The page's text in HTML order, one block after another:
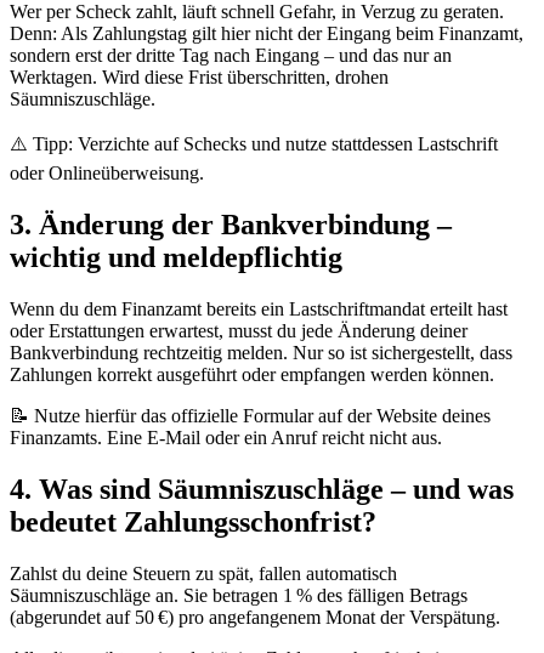
Wer per Scheck zahlt, läuft schnell Gefahr, in Verzug zu geraten.
Denn: Als Zahlungstag gilt hier nicht der Eingang beim Finanzamt,
sondern erst der dritte Tag nach Eingang – und das nur an
Werktagen. Wird diese Frist überschritten, drohen
Säumniszuschläge.
⚠️ Tipp: Verzichte auf Schecks und nutze stattdessen Lastschrift
oder Onlineüberweisung.
3. Änderung der Bankverbindung –
wichtig und meldepflichtig
Wenn du dem Finanzamt bereits ein Lastschriftmandat erteilt hast
oder Erstattungen erwartest, musst du jede Änderung deiner
Bankverbindung rechtzeitig melden. Nur so ist sichergestellt, dass
Zahlungen korrekt ausgeführt oder empfangen werden können.
📝 Nutze hierfür das offizielle Formular auf der Website deines
Finanzamts. Eine E-Mail oder ein Anruf reicht nicht aus.
4. Was sind Säumniszuschläge – und was
bedeutet Zahlungsschonfrist?
Zahlst du deine Steuern zu spät, fallen automatisch
Säumniszuschläge an. Sie betragen 1 % des fälligen Betrags
(abgerundet auf 50 €) pro angefangenem Monat der Verspätung.